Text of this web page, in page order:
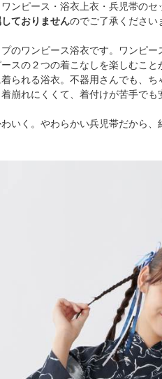
ンピース・浴衣上衣・兵児帯のセ
ておりませんのでご了承ください
のワンピース浴衣です。ワンピ
スの２つの着こなしを楽しむこと
られる浴衣。不器用さんでも、ち
崩れにくくて、着付けが苦手で
いく。やわらかい兵児帯だから